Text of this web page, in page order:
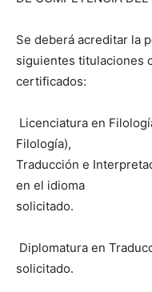
Se deberá acreditar la
siguientes titulaciones
certificados:
 Licenciatura en
Filología),
Traducción e
en el idioma
solicitado.
 Diplomatura en
solicitado.